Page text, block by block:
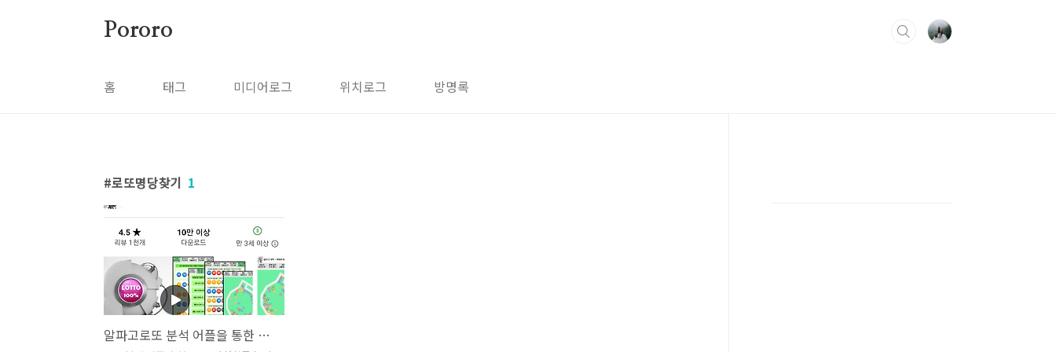
Pororo
홈 태그 미디어로그 위치로그 방명록
로또명당찾기 1
알파고로또 분석 어플을 통한 로또 당첨 확률 높이기